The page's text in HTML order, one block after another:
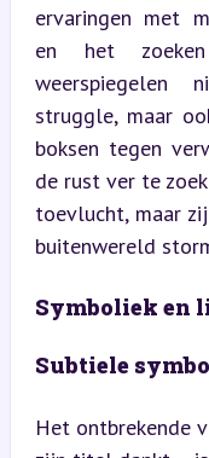
ervaringen met
en het
weerspiegelen
struggle, maar
boksen tegen
de rust ver te
toevlucht, maar
buitenwereld
Symboliek en
Subtiele
Het ontbrekende